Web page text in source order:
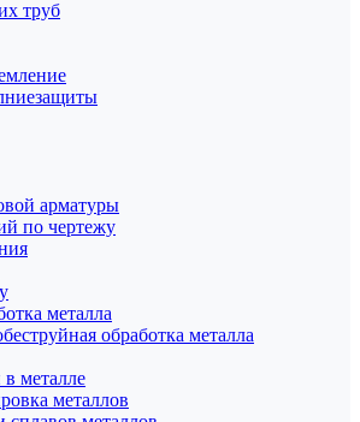
труб
арматуры
по чертежу
металла
обработка металла
металле
металлов